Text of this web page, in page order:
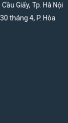
Giấy, Tp. Hà Nội
tháng 4, P. Hòa